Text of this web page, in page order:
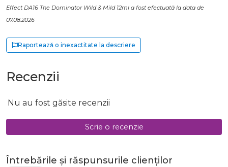
Effect DA16 The Dominator Wild & Mild 12ml a fost efectuată la data de
07.08.2026
Raportează o inexactitate la descriere
Recenzii
Nu au fost găsite recenzii
Scrie o recenzie
Întrebările și răspunsurile clienților